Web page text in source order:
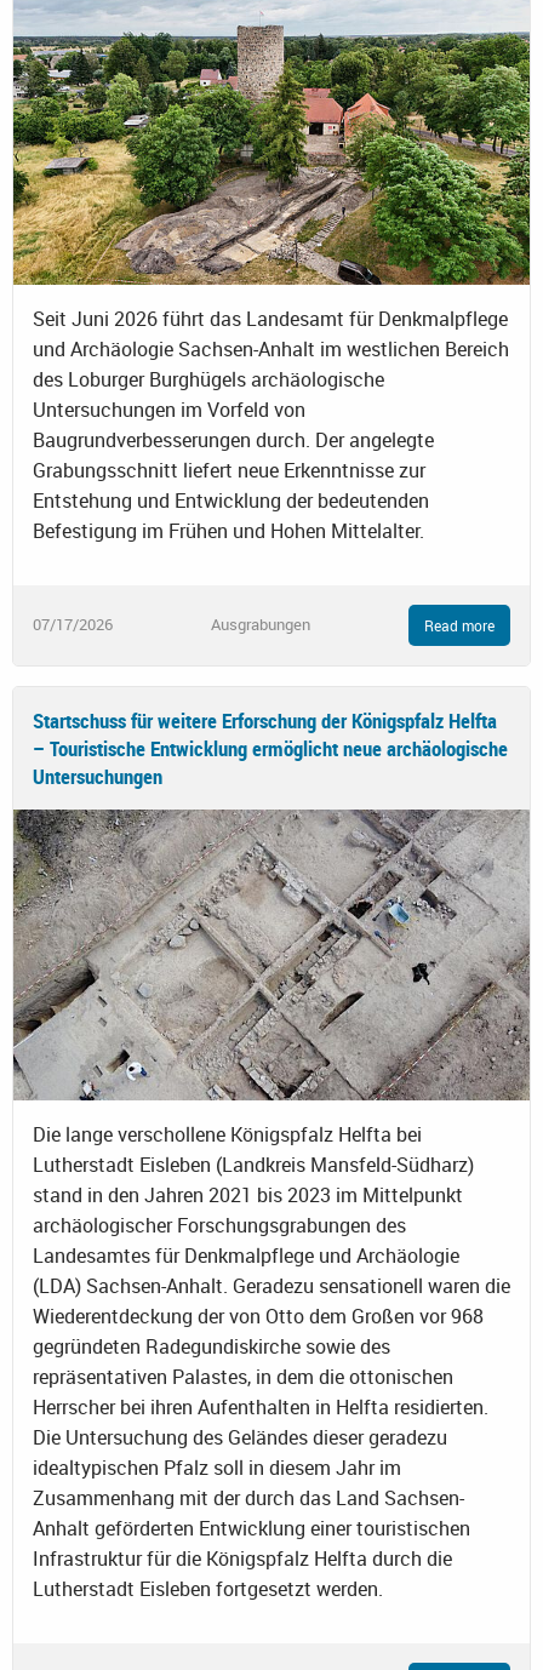
Seit Juni 2026 führt das Landesamt für Denkmalpflege
und Archäologie Sachsen-Anhalt im westlichen Bereich
des Loburger Burghügels archäologische
Untersuchungen im Vorfeld von
Baugrundverbesserungen durch. Der angelegte
Grabungsschnitt liefert neue Erkenntnisse zur
Entstehung und Entwicklung der bedeutenden
Befestigung im Frühen und Hohen Mittelalter.
07/17/2026 Ausgrabungen Read more
Startschuss für weitere Erforschung der Königspfalz Helfta
– Touristische Entwicklung ermöglicht neue archäologische
Untersuchungen
Die lange verschollene Königspfalz Helfta bei
Lutherstadt Eisleben (Landkreis Mansfeld-Südharz)
stand in den Jahren 2021 bis 2023 im Mittelpunkt
archäologischer Forschungsgrabungen des
Landesamtes für Denkmalpflege und Archäologie
(LDA) Sachsen-Anhalt. Geradezu sensationell waren die
Wiederentdeckung der von Otto dem Großen vor 968
gegründeten Radegundiskirche sowie des
repräsentativen Palastes, in dem die ottonischen
Herrscher bei ihren Aufenthalten in Helfta residierten.
Die Untersuchung des Geländes dieser geradezu
idealtypischen Pfalz soll in diesem Jahr im
Zusammenhang mit der durch das Land Sachsen-
Anhalt geförderten Entwicklung einer touristischen
Infrastruktur für die Königspfalz Helfta durch die
Lutherstadt Eisleben fortgesetzt werden.